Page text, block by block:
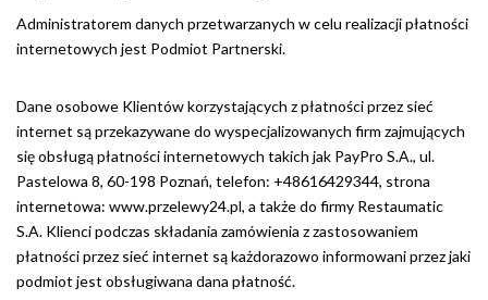
Administratorem danych przetwarzanych w celu realizacji płatności
internetowych jest Podmiot Partnerski.
Dane osobowe Klientów korzystających z płatności przez sieć
internet są przekazywane do wyspecjalizowanych firm zajmujących
się obsługą płatności internetowych takich jak PayPro S.A., ul.
Pastelowa 8, 60-198 Poznań, telefon: +48616429344, strona
internetowa: www.przelewy24.pl, a także do firmy Restaumatic
S.A. Klienci podczas składania zamówienia z zastosowaniem
płatności przez sieć internet są każdorazowo informowani przez jaki
podmiot jest obsługiwana dana płatność.